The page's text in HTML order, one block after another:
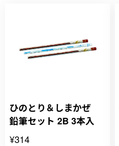
ひのとり＆しまかぜ
鉛筆セット 2B 3本入
¥314